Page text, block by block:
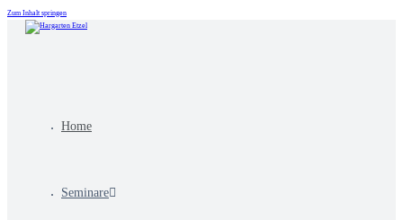
Zum Inhalt springen
Home
Seminare